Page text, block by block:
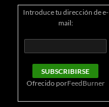
Introduce tu dirección de e-
mail:
Ofrecido porFeedBurner